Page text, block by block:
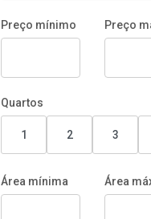
Preço mínimo Preço
Quartos
1 2 3
Área mínima Área